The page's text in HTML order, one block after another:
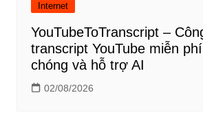
Internet
YouTubeToTranscript –
transcript YouTube miễn
chóng và hỗ trợ AI
02/08/2026